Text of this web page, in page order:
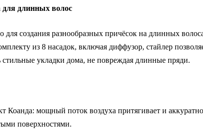
для длинных волос
создания разнообразных причёсок на длинных
из 8 насадок, включая диффузор, стайлер
стильные укладки дома, не повреждая длинные пряди.
Коанда: мощный поток воздуха притягивает и
поверхностями.